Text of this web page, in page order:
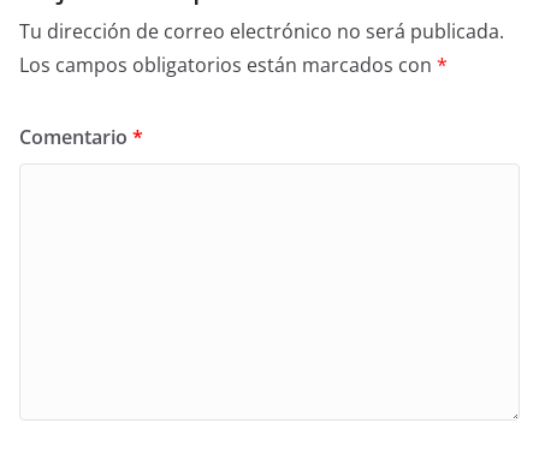
Tu dirección de correo electrónico no será publicada.
Los campos obligatorios están marcados con *
Comentario *